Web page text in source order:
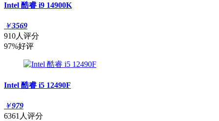
Intel 酷睿 i9 14900K
￥3569
910人评分
97%好评
Intel 酷睿 i5 12490F
￥979
6361人评分